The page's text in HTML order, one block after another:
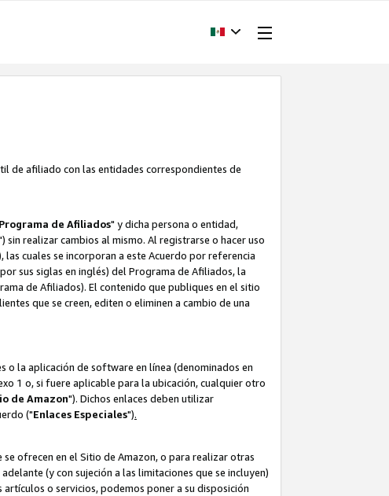
de afiliado con las entidades correspondientes de
Programa de Afiliados" y dicha persona o entidad,
sin realizar cambios al mismo. Al registrarse o hacer uso
las cuales se incorporan a este Acuerdo por referencia
sus siglas en inglés) del Programa de Afiliados, la
de Afiliados). El contenido que publiques en el sitio
que se creen, editen o eliminen a cambio de una
o la aplicación de software en línea (denominados en
1 o, si fuere aplicable para la ubicación, cualquier otro
de Amazon"). Dichos enlaces deben utilizar
("Enlaces Especiales").
ofrecen en el Sitio de Amazon, o para realizar otras
(y con sujeción a las limitaciones que se incluyen)
o servicios, podemos poner a su disposición